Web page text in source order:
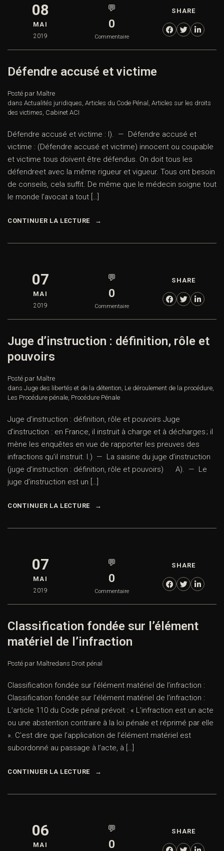
08
MAI
2019
💬
0
Commentaire
SHARE
Défendre accusé et victime
Posté par Maître
dans Actualités juridiques, Articles du Code Pénal , Articles sur les droits
des victimes, Cabinet ACI
Défendre accusé et victime : I). — Défendre accusé et
victime : (Défendre accusé et victime) innocent ou coupable
et victime tous doivent être défendus. On doit tous les
défendreet avec la même rigueur et vigueur. Tous ont besoin
de conseils, cela suffit. De même que le médecin soigne tout
le monde l’avocat a tout […]
CONTINUER LA LECTURE
07
MAI
2019
💬
0
Commentaire
SHARE
Juge d’instruction : définition, rôle et
pouvoirs
Posté par Maître
dans Juge des libertés et de la détention, Le déroulement de la procédure,
Les Procédure pénale, Procédure Pénale
Juge d’instruction : définition, rôle et pouvoirs Juge
d’instruction : en France, il instruit à charge et à décharges ; il
mène les enquêtes en vue de rapporter les preuves des
infractions qu’il instruit. I.) — La saisine du juge d’instruction
(juge d’instruction : définition, rôle et pouvoirs) A). — Le
juge d’instruction est un […]
CONTINUER LA LECTURE
07
MAI
2019
💬
0
Commentaire
SHARE
Classification fondée sur l’élément
matériel de l’infraction
Posté par Maîtredans Droit pénal
Classification fondée sur l’élément matériel de l’infraction :
Classification fondée sur l’élément matériel de l’infraction :
L’article 110 du Code pénal prévoit : « L’infraction est un acte
ou une abstention contraire à la loi pénale et réprimé par elle
». C’est dire que l’application de l’élément matériel est
subordonné au passage à l’acte, à […]
CONTINUER LA LECTURE
06
MAI
💬
0
SHARE